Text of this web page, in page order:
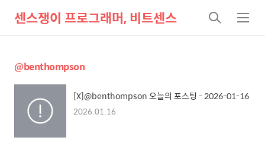
센스쟁이 프로그래머, 비트센스
검
색
메
뉴
@benthompson
[X]@benthompson 오늘의 포스팅 - 2026-01-16
2026.01.16